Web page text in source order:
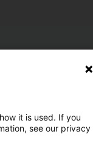
it is used. If you
see our privacy